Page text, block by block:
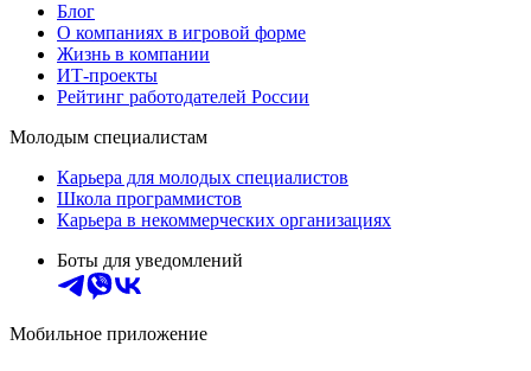
Блог
О компаниях в игровой форме
Жизнь в компании
ИТ-проекты
Рейтинг работодателей России
Молодым специалистам
Карьера для молодых специалистов
Школа программистов
Карьера в некоммерческих организациях
Боты для уведомлений
Мобильное приложение